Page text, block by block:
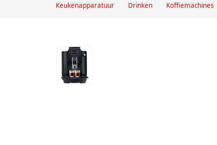
Keukenapparatuur Drinken Koffiemachines